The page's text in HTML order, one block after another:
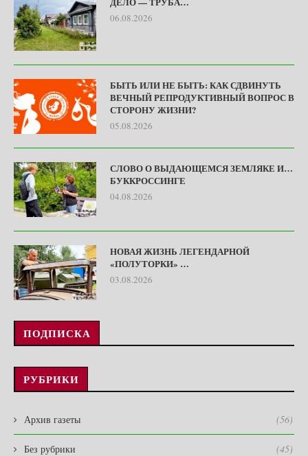
06.08.2026
БЫТЬ ИЛИ НЕ БЫТЬ: КАК СДВИНУТЬ
ВЕЧНЫЙ РЕПРОДУКТИВНЫЙ ВОПРОС В
СТОРОНУ ЖИЗНИ?
05.08.2026
СЛОВО О ВЫДАЮЩЕМСЯ ЗЕМЛЯКЕ И…
БУККРОССИНГЕ
04.08.2026
НОВАЯ ЖИЗНЬ ЛЕГЕНДАРНОЙ
«ПОЛУТОРКИ» …
03.08.2026
ПОДПИСКА
РУБРИКИ
Архив газеты (56)
Без рубрики (45)